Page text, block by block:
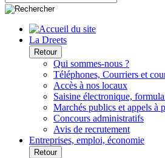
La Dreets
Retour
Qui sommes-nous ?
Téléphones, Courriers et
Accès à nos locaux
Saisine électronique,
Marchés publics et appels à
Concours administratifs
Avis de recrutement
Entreprises, emploi, économie
Retour